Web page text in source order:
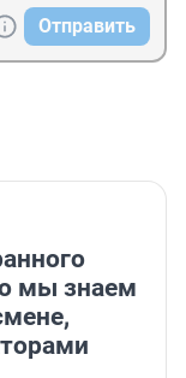
Отправить
мы знаем